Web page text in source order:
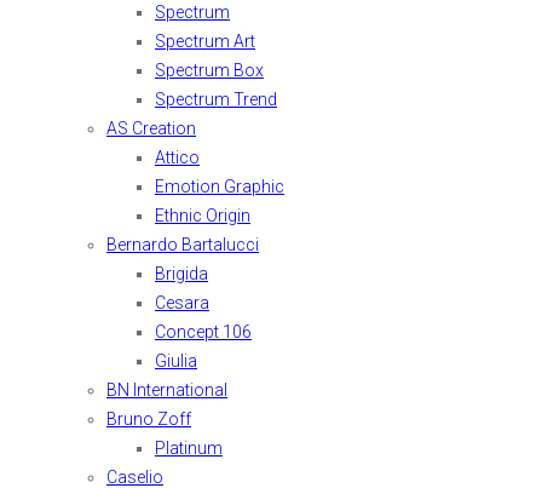
Spectrum
Spectrum Art
Spectrum Box
Spectrum Trend
AS Creation
Attico
Emotion Graphic
Ethnic Origin
Bernardo Bartalucci
Brigida
Cesara
Concept 106
Giulia
BN International
Bruno Zoff
Platinum
Caselio